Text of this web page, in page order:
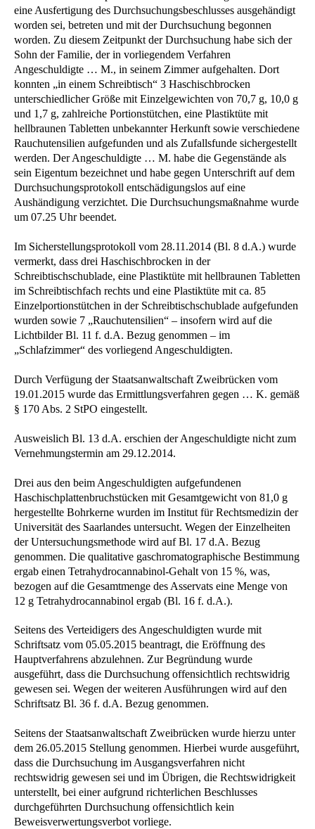
eine Ausfertigung des Durchsuchungsbeschlusses ausgehändigt
worden sei, betreten und mit der Durchsuchung begonnen
worden. Zu diesem Zeitpunkt der Durchsuchung habe sich der
Sohn der Familie, der in vorliegendem Verfahren
Angeschuldigte … M., in seinem Zimmer aufgehalten. Dort
konnten „in einem Schreibtisch“ 3 Haschischbrocken
unterschiedlicher Größe mit Einzelgewichten von 70,7 g, 10,0 g
und 1,7 g, zahlreiche Portionstütchen, eine Plastiktüte mit
hellbraunen Tabletten unbekannter Herkunft sowie verschiedene
Rauchutensilien aufgefunden und als Zufallsfunde sichergestellt
werden. Der Angeschuldigte … M. habe die Gegenstände als
sein Eigentum bezeichnet und habe gegen Unterschrift auf dem
Durchsuchungsprotokoll entschädigungslos auf eine
Aushändigung verzichtet. Die Durchsuchungsmaßnahme wurde
um 07.25 Uhr beendet.
Im Sicherstellungsprotokoll vom 28.11.2014 (Bl. 8 d.A.) wurde
vermerkt, dass drei Haschischbrocken in der
Schreibtischschublade, eine Plastiktüte mit hellbraunen Tabletten
im Schreibtischfach rechts und eine Plastiktüte mit ca. 85
Einzelportionstütchen in der Schreibtischschublade aufgefunden
wurden sowie 7 „Rauchutensilien“ – insofern wird auf die
Lichtbilder Bl. 11 f. d.A. Bezug genommen – im
„Schlafzimmer“ des vorliegend Angeschuldigten.
Durch Verfügung der Staatsanwaltschaft Zweibrücken vom
19.01.2015 wurde das Ermittlungsverfahren gegen … K. gemäß
§ 170 Abs. 2 StPO eingestellt.
Ausweislich Bl. 13 d.A. erschien der Angeschuldigte nicht zum
Vernehmungstermin am 29.12.2014.
Drei aus den beim Angeschuldigten aufgefundenen
Haschischplattenbruchstücken mit Gesamtgewicht von 81,0 g
hergestellte Bohrkerne wurden im Institut für Rechtsmedizin der
Universität des Saarlandes untersucht. Wegen der Einzelheiten
der Untersuchungsmethode wird auf Bl. 17 d.A. Bezug
genommen. Die qualitative gaschromatographische Bestimmung
ergab einen Tetrahydrocannabinol-Gehalt von 15 %, was,
bezogen auf die Gesamtmenge des Asservats eine Menge von
12 g Tetrahydrocannabinol ergab (Bl. 16 f. d.A.).
Seitens des Verteidigers des Angeschuldigten wurde mit
Schriftsatz vom 05.05.2015 beantragt, die Eröffnung des
Hauptverfahrens abzulehnen. Zur Begründung wurde
ausgeführt, dass die Durchsuchung offensichtlich rechtswidrig
gewesen sei. Wegen der weiteren Ausführungen wird auf den
Schriftsatz Bl. 36 f. d.A. Bezug genommen.
Seitens der Staatsanwaltschaft Zweibrücken wurde hierzu unter
dem 26.05.2015 Stellung genommen. Hierbei wurde ausgeführt,
dass die Durchsuchung im Ausgangsverfahren nicht
rechtswidrig gewesen sei und im Übrigen, die Rechtswidrigkeit
unterstellt, bei einer aufgrund richterlichen Beschlusses
durchgeführten Durchsuchung offensichtlich kein
Beweisverwertungsverbot vorliege.